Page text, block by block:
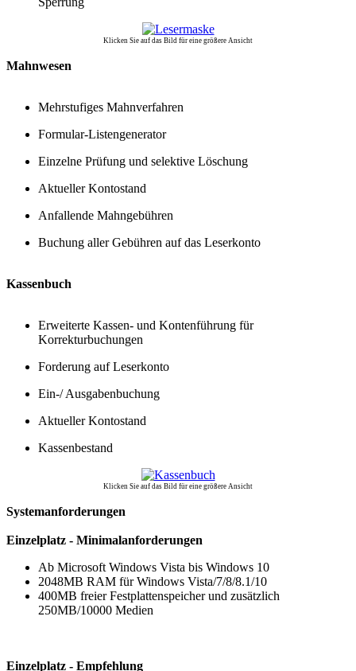
Klicken Sie auf das Bild für eine größere Ansicht
Mahnwesen
Mehrstufiges Mahnverfahren
Formular-Listengenerator
Einzelne Prüfung und selektive Löschung
Aktueller Kontostand
Anfallende Mahngebühren
Buchung aller Gebühren auf das Leserkonto
Kassenbuch
Erweiterte Kassen- und Kontenführung für
Korrekturbuchungen
Forderung auf Leserkonto
Ein-/ Ausgabenbuchung
Aktueller Kontostand
Kassenbestand
Klicken Sie auf das Bild für eine größere Ansicht
Systemanforderungen
Einzelplatz - Minimalanforderungen
Ab Microsoft Windows Vista bis Windows 10
2048MB RAM für Windows Vista/7/8/8.1/10
400MB freier Festplattenspeicher und zusätzlich
250MB/10000 Medien
Einzelplatz - Empfehlung